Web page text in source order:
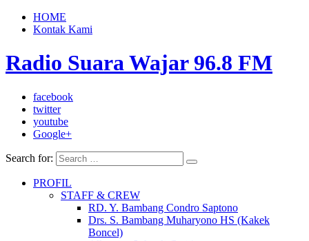
HOME
Kontak Kami
Radio Suara Wajar 96.8 FM
facebook
twitter
youtube
Google+
Search for:
PROFIL
STAFF & CREW
RD. Y. Bambang Condro Saptono
Drs. S. Bambang Muharyono HS (Kakek
Boncel)